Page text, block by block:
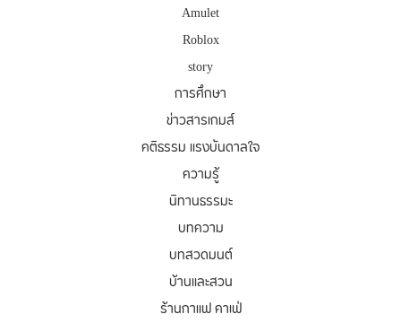
Amulet
Roblox
story
การศึกษา
ข่าวสารเกมส์
คติธรรม แรงบันดาลใจ
ความรู้
นิทานธรรมะ
บทความ
บทสวดมนต์
บ้านและสวน
ร้านกาแฟ คาเฟ่